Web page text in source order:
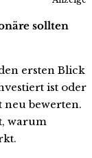
sollten
ersten Blick
ist oder
neu bewerten.
warum